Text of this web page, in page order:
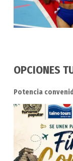
OPCIONES
Potencia